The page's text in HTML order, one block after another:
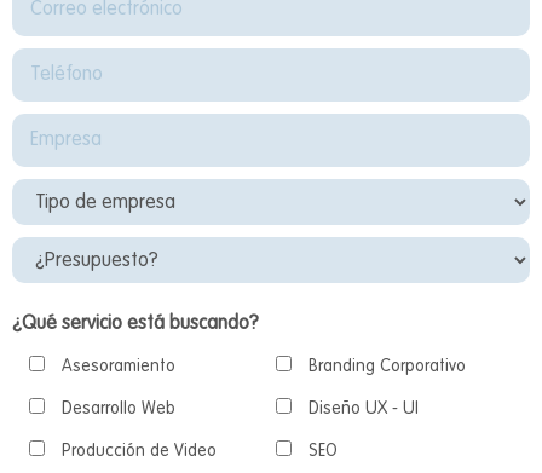
¿Qué servicio está buscando?
Asesoramiento Branding Corporativo
Desarrollo Web Diseño UX - UI
Producción de Video SEO